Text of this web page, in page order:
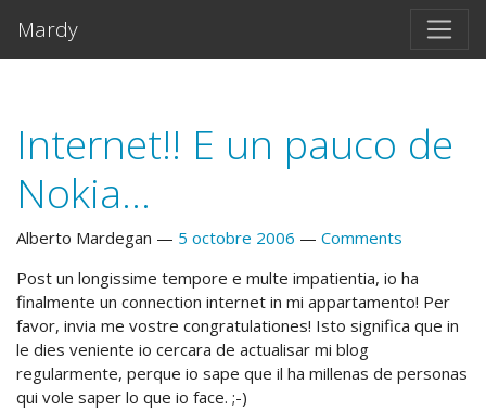
Mardy
Internet!! E un pauco de
Nokia...
Alberto Mardegan 5 octobre 2006
Comments
Post un longissime tempore e multe impatientia, io ha
finalmente un connection internet in mi appartamento! Per
favor, invia me vostre congratulationes! Isto significa que in
le dies veniente io cercara de actualisar mi blog
regularmente, perque io sape que il ha millenas de personas
qui vole saper lo que io face. ;-)